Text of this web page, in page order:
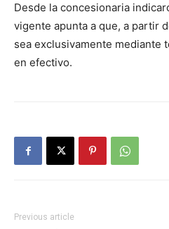
Desde la concesionaria
vigente apunta a que, a partir
sea exclusivamente mediante
en efectivo.
Previous article